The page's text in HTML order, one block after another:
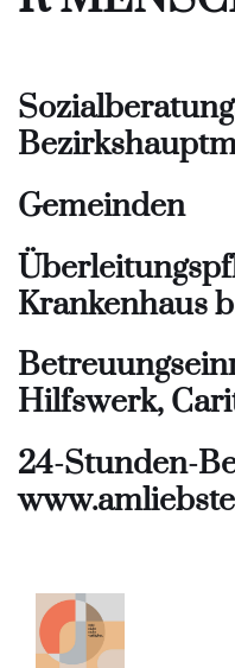
Gemeinden
Krankenhaus
Hilfswerk,
24-Stunden-